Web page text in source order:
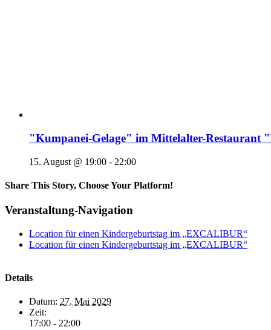
"Kumpanei-Gelage" im Mittelalter-
15. August @ 19:00 - 22:00
Share This Story, Choose Your Platform!
Veranstaltung-Navigation
Location für einen Kindergeburtstag im „EXCALIBUR“
Location für einen Kindergeburtstag im „EXCALIBUR“
Details
Datum: 27. Mai 2029
Zeit:
17:00 - 22:00